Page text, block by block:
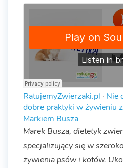
RatujemyZwierzaki.pl · Nie
dobre praktyki w żywieniu
Markiem Busza
Marek Busza, dietetyk
specjalizujący się w
żywienia psów i kotów.